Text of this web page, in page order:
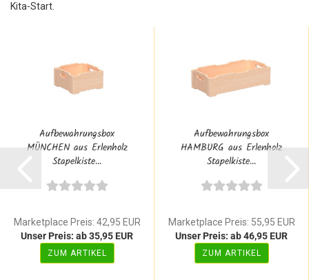
Kita-Start.
Aufbewahrungsbox
MÜNCHEN aus Erlenholz
Stapelkiste...
Marketplace Preis: 42,95 EUR
Unser Preis: ab 35,95 EUR
ZUM ARTIKEL
Aufbewahrungsbox
HAMBURG aus Erlenholz
Stapelkiste...
Marketplace Preis: 55,95 EUR
Unser Preis: ab 46,95 EUR
ZUM ARTIKEL